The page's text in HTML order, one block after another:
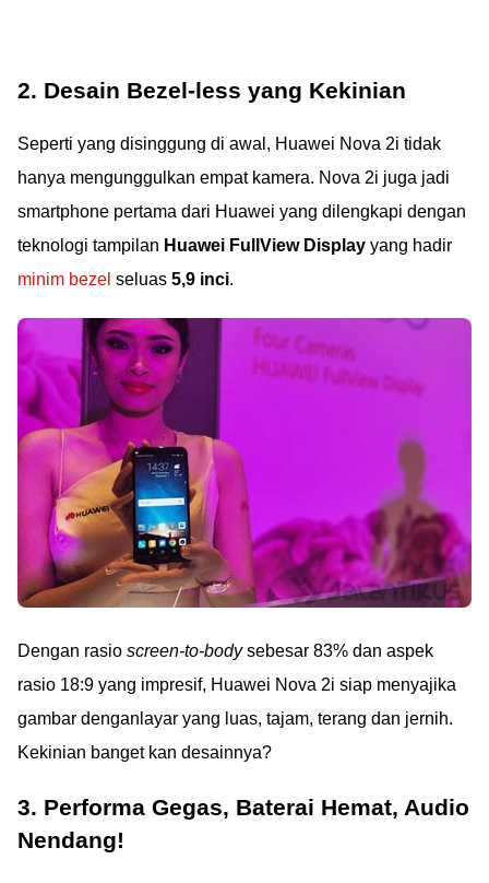
2. Desain Bezel-less yang Kekinian
Seperti yang disinggung di awal, Huawei Nova 2i tidak
hanya mengunggulkan empat kamera. Nova 2i juga jadi
smartphone pertama dari Huawei yang dilengkapi dengan
teknologi tampilan Huawei FullView Display yang hadir
minim bezel seluas 5,9 inci.
Dengan rasio screen-to-bodysebesar 83% dan aspek
rasio 18:9 yang impresif, Huawei Nova 2i siap menyajika
gambar denganlayar yang luas, tajam, terang dan jernih.
Kekinian banget kan desainnya?
3. Performa Gegas, Baterai Hemat, Audio
Nendang!